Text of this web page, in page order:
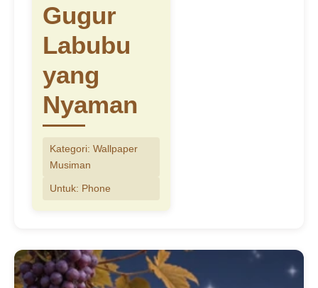
Gugur
Labubu
yang
Nyaman
Kategori: Wallpaper
Musiman
Untuk: Phone